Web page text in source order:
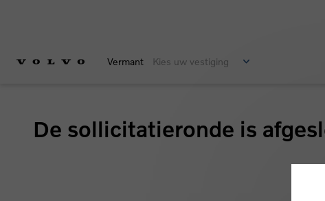
Vermant Kies uw vestiging
De sollicitatieronde is